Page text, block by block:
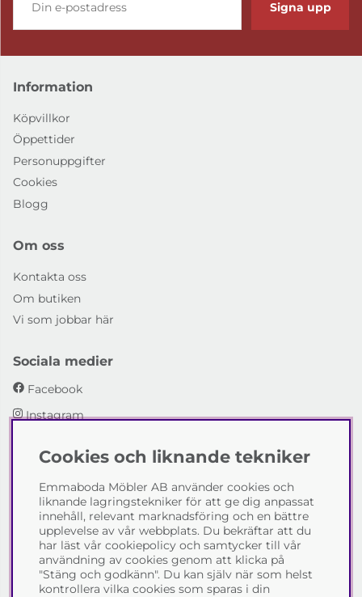
Signa upp
Information
Köpvillkor
Öppettider
Personuppgifter
Cookies
Blogg
Om oss
Kontakta oss
Om butiken
Vi som jobbar här
Sociala medier
Facebook
Instagram
Emmaboda Möbler AB
I fyra generationer har vi hjälpt människor att möblera
sina hem och uppfylla sina inredningsdrömmar med
möbeldesign av högsta kvalitet. Vi vill hjälpa just dig att
skapa ditt drömhem - kontakta gärna oss och berätta
hur vi kan hjälpa dig.
Telefon:0471-13690
Cookies och liknande tekniker
Emmaboda Möbler AB använder cookies och
liknande lagringstekniker för att ge dig anpassat
innehåll, relevant marknadsföring och en bättre
upplevelse av vår webbplats. Du bekräftar att du
har läst vår cookiepolicy och samtycker till vår
användning av cookies genom att klicka på
"Stäng och godkänn". Du kan själv när som helst
kontrollera vilka cookies som sparas i din